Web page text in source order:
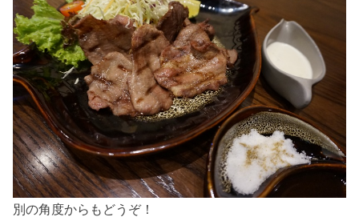
別の角度からもどうぞ！